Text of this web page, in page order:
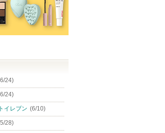
24)
24)
イレブン (6/10)
28)